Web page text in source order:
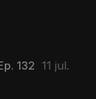
132
11 jul.